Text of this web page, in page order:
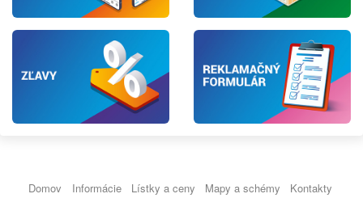
Domov Informácie Lístky a ceny Mapy a schémy Kontakty